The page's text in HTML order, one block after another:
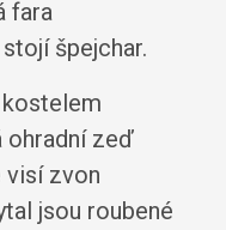
fara
špejchar.
ohradní zeď
visí zvon
jsou roubené